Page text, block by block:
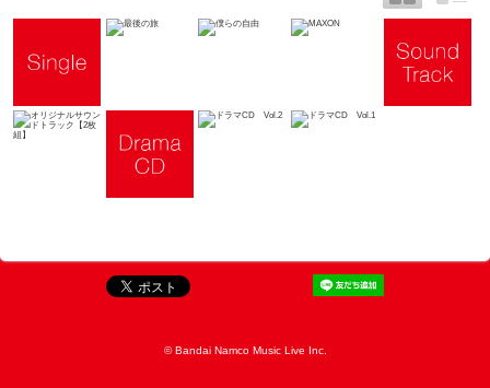
© Bandai Namco Music Live Inc.